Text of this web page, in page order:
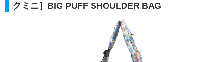
クミニ］BIG PUFF SHOULDER BAG